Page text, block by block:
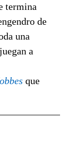
termina
de
una
a
que